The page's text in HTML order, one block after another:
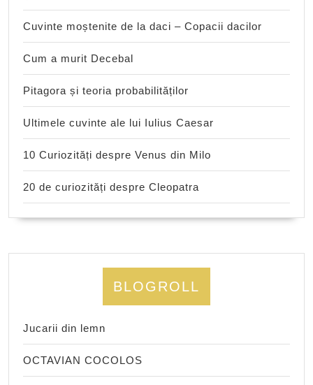
Cuvinte moștenite de la daci – Copacii dacilor
Cum a murit Decebal
Pitagora și teoria probabilităților
Ultimele cuvinte ale lui Iulius Caesar
10 Curiozități despre Venus din Milo
20 de curiozități despre Cleopatra
BLOGROLL
Jucarii din lemn
OCTAVIAN COCOLOS